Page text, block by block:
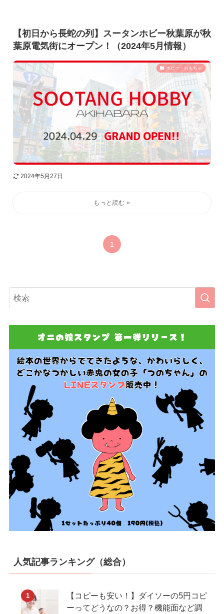
【初日から長蛇の列】スータンホビー秋葉原が秋
葉原電気街にオープン！（2024年5月情報）
ホビー・おもちゃ
2024年5月27日
1
人気記事ランキング（総合）
【コピーも安い！】ダイソーの5円コピ
ーってどうなの？お得？機能面など調